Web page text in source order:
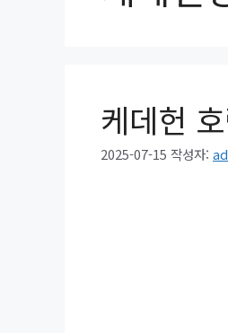
케데헌
2025-07-15 작성자: